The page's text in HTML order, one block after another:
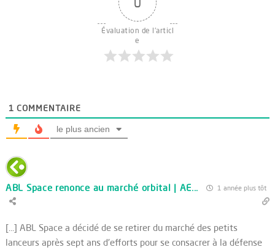
Évaluation de l'articl
e
1 COMMENTAIRE
le plus ancien
ABL Space renonce au marché orbital | AE... 1 année plus tôt
[…] ABL Space a décidé de se retirer du marché des petits
lanceurs après sept ans d'efforts pour se consacrer à la défense